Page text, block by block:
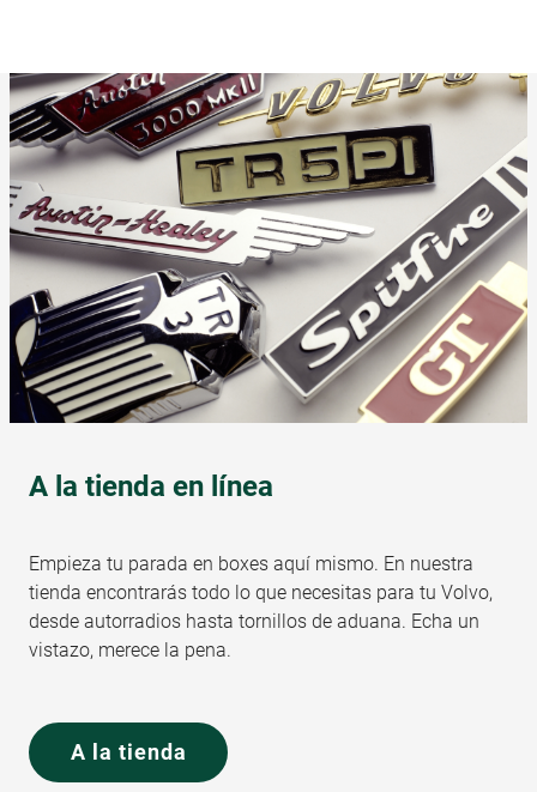
A la tienda en línea
Empieza tu parada en boxes aquí mismo. En nuestra
tienda encontrarás todo lo que necesitas para tu Volvo,
desde autorradios hasta tornillos de aduana. Echa un
vistazo, merece la pena.
A la tienda